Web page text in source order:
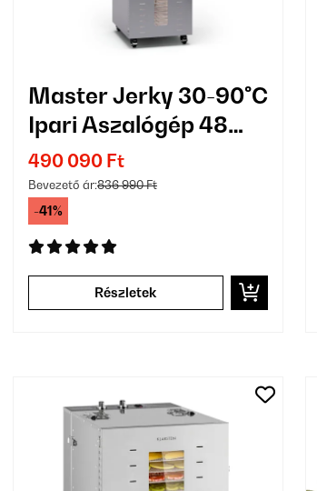
Master Jerky 30-90°C
Ipari Aszalógép 48
Tálcás Ezüst
490 090 Ft
Bevezető ár:836 990 Ft
-41%
Részletek